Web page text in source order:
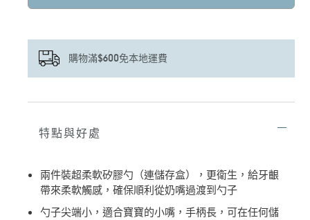
購物滿$600免本地運費
正
入
特點與好處
兩件裝超柔軟矽膠勺（連儲存盒），更衛生，給牙齦
帶來柔軟觸感，確保順利從奶嘴過渡到勺子
勺子尖端小，適合寶寶的小嘴，手柄長，可在任何儲